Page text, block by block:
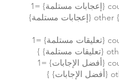
{count, plural، =0 {إعجابات مستلمة} =1
{إعجابات مستلمة} other {إعجابات مستلمة}
{count, plural، =0 {تعليقات مستلمة} =1
{count, plural، =0 {أفضل الإجابات} =1